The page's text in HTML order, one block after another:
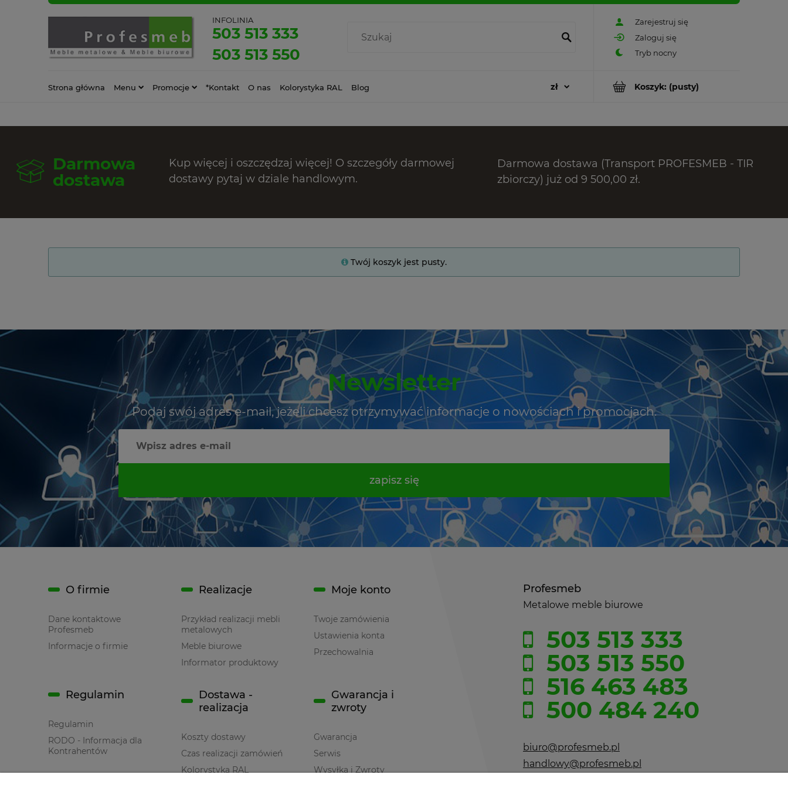
Zarejestruj się
Zaloguj się
INFOLINIA
503 513 333
503 513 550
Koszyk: (pusty)
Strona główna Menu Promocje *Kontakt O nas Kolorystyka RAL Blog
Darmowa
dostawa
Kup więcej i oszczędzaj więcej! O szczegóły darmowej
dostawy pytaj w dziale handlowym.
Darmowa dostawa (Transport PROFESMEB - TIR
zbiorczy) już od 9 500,00 zł.
Twój koszyk jest pusty.
Newsletter
Podaj swój adres e-mail, jeżeli chcesz otrzymywać informacje o nowościach i promocjach.
zapisz się
Profesmeb
Metalowe meble biurowe
503 513 333
503 513 550
516 463 483
500 484 240
biuro@profesmeb.pl
handlowy@profesmeb.pl
O firmie
Dane kontaktowe
Profesmeb
Informacje o firmie
Realizacje
Przykład realizacji mebli
metalowych
Meble biurowe
Informator produktowy
Moje konto
Twoje zamówienia
Ustawienia konta
Przechowalnia
Regulamin
Regulamin
RODO - Informacja dla
Kontrahentów
Dostawa -
realizacja
Koszty dostawy
Czas realizacji zamówień
Kolorystyka RAL
Gwarancja i
zwroty
Gwarancja
Serwis
Wysyłka i Zwroty